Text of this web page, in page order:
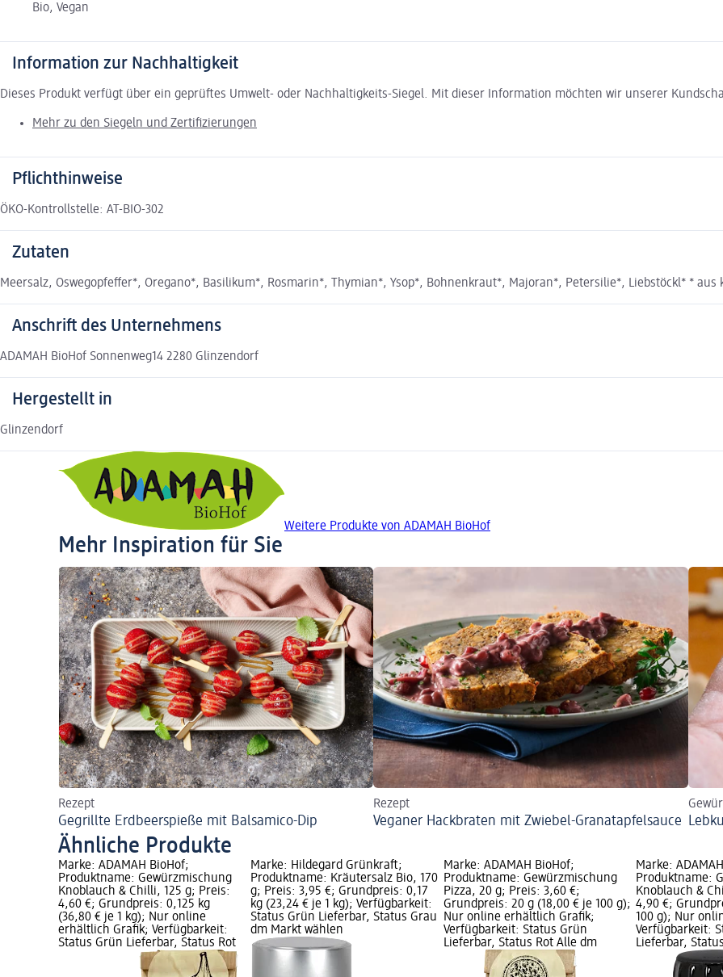
Bio, Vegan
Information zur Nachhaltigkeit
Dieses Produkt verfügt über ein geprüftes Umwelt- oder Nachhaltigkeits-Siegel. Mit dieser Information möchten wir unserer
Mehr zu den Siegeln und Zertifizierungen
Pflichthinweise
ÖKO-Kontrollstelle: AT-BIO-302
Zutaten
Meersalz, Oswegopfeffer*, Oregano*, Basilikum*, Rosmarin*, Thymian*, Ysop*, Bohnenkraut*, Majoran*, Petersilie*, Liebstöckl* *
Anschrift des Unternehmens
ADAMAH BioHof Sonnenweg14 2280 Glinzendorf
Hergestellt in
Glinzendorf
Weitere Produkte von ADAMAH BioHof
Mehr Inspiration für Sie
Rezept
Gegrillte Erdbeerspieße mit Balsamico-Dip
Rezept
Veganer Hackbraten mit Zwiebel-Granatapfelsauce
Ähnliche Produkte
Marke: ADAMAH BioHof;
Produktname: Gewürzmischung
Knoblauch & Chilli, 125 g; Preis:
4,60 €; Grundpreis: 0,125 kg
(36,80 € je 1 kg); Nur online
erhältlich Grafik; Verfügbarkeit:
Status Grün Lieferbar, Status Rot
Marke: Hildegard Grünkraft;
Produktname: Kräutersalz Bio, 170
g; Preis: 3,95 €; Grundpreis: 0,17
kg (23,24 € je 1 kg); Verfügbarkeit:
Status Grün Lieferbar, Status Grau
dm Markt wählen
Marke: ADAMAH BioHof;
Produktname: Gewürzmischung
Pizza, 20 g; Preis: 3,60 €;
Grundpreis: 20 g (18,00 € je 100 g);
Nur online erhältlich Grafik;
Verfügbarkeit: Status Grün
Lieferbar, Status Rot Alle dm
Marke:
Produktname:
Knoblauch &
4,90 €;
100 g); Nur
Verfügbarkeit:
Lieferbar,